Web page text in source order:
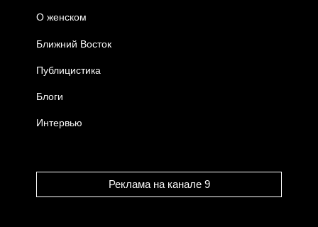
О женском
Ближний Восток
Публицистика
Блоги
Интервью
Реклама на канале 9